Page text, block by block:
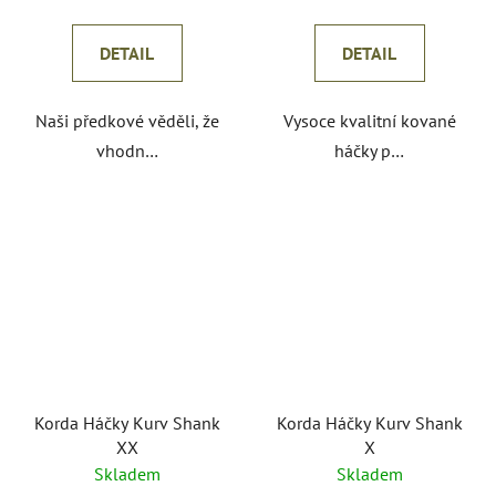
DETAIL
Naši předkové věděli, že
vhodn…
DETAIL
Vysoce kvalitní kované
háčky p…
Korda Háčky Kurv Shank
XX
Skladem
Korda Háčky Kurv Shank
X
Skladem